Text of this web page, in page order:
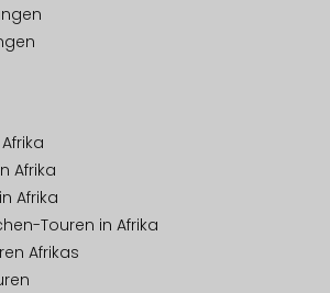
Afrika
Afrika
Touren in Afrika
Afrikas